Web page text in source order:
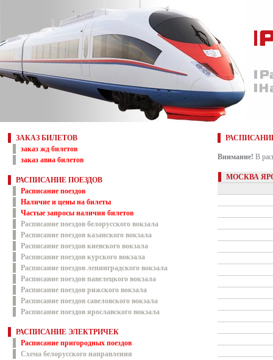
ЗАКАЗ БИЛЕТОВ
заказ жд билетов
заказ авиа билетов
РАСПИСАНИЕ ПОЕЗДОВ
Расписание поездов
Наличие и цены на билеты
Частые запросы наличия билетов
Расписание поездов белорусского вокзала
Расписание поездов казанского вокзала
Расписание поездов киевского вокзала
Расписание поездов курского вокзала
Расписание поездов ленинградского вокзала
Расписание поездов павелецкого вокзала
Расписание поездов рижского вокзала
Расписание поездов савеловского вокзала
Расписание поездов ярославского вокзала
РАСПИСАНИЕ ЭЛЕКТРИЧЕК
Расписание пригородных поездов
Схема белорусского направления
Внимание! В
МОСКВА